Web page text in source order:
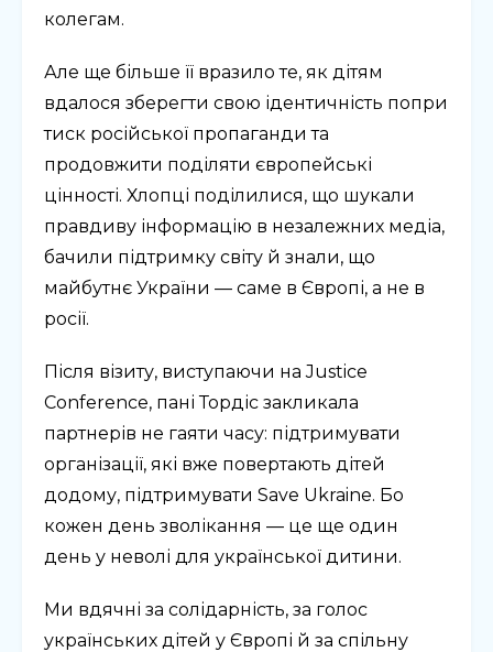
колегам.
Але ще більше її вразило те, як дітям
вдалося зберегти свою ідентичність попри
тиск російської пропаганди та
продовжити поділяти європейські
цінності. Хлопці поділилися, що шукали
правдиву інформацію в незалежних медіа,
бачили підтримку світу й знали, що
майбутнє України — саме в Європі, а не в
росії.
Після візиту, виступаючи на Justice
Conference, пані Тордіс закликала
партнерів не гаяти часу: підтримувати
організації, які вже повертають дітей
додому, підтримувати Save Ukraine. Бо
кожен день зволікання — це ще один
день у неволі для української дитини.
Ми вдячні за солідарність, за голос
українських дітей у Європі й за спільну